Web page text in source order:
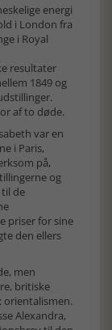
energi
i London fra
i Royal
resultater
1849 og
af to døde.
var en
i Paris,
på,
og
de
priser for sine
den ellers
men
britiske
orientalismen.
Alexandra,